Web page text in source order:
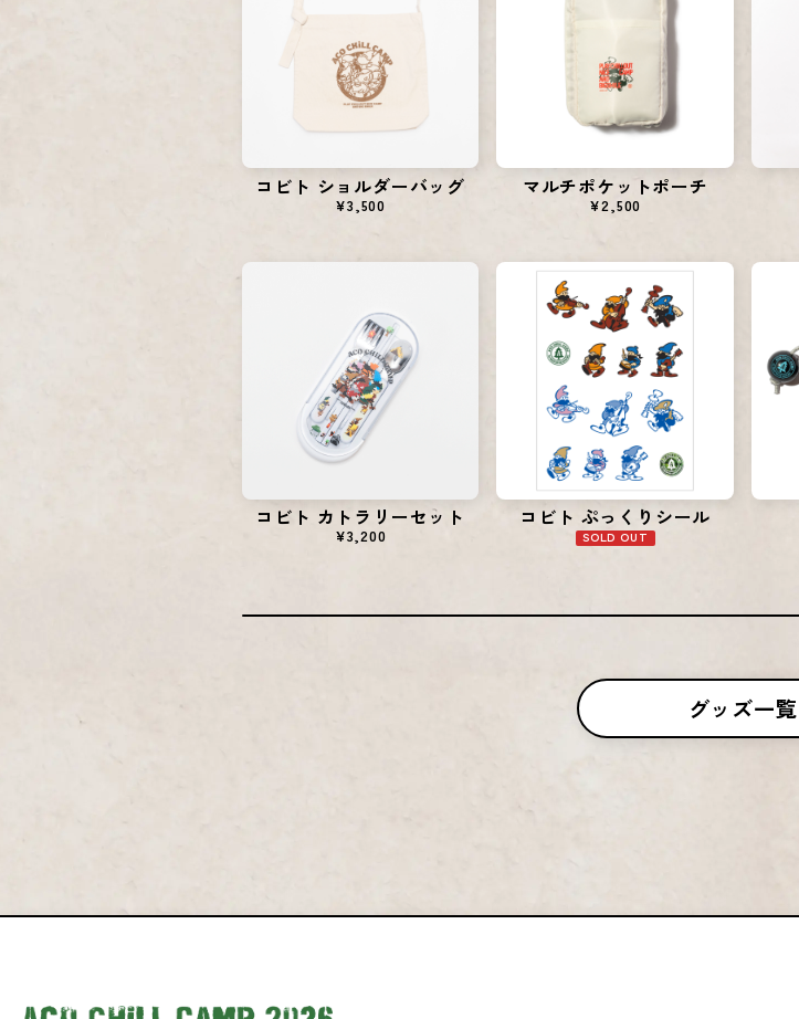
コビト ショルダーバッグ
¥3,500
マルチポケットポーチ
¥2,500
コビト カトラリーセット
¥3,200
コビト ぷっくりシール
SOLD OUT
グッズ一覧